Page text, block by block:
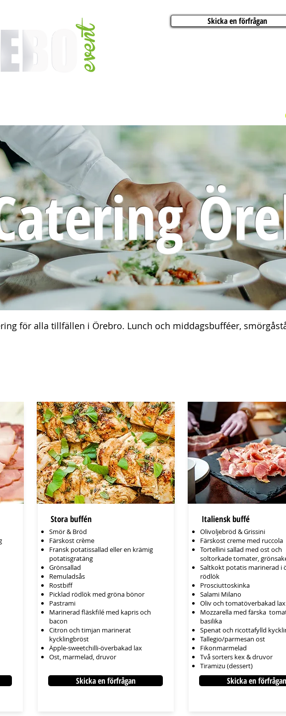
Skicka en förfrågan
för alla tillfällen i Örebro. Lunch och middagsbufféer,
Stora buffén
Smör & Bröd
Färskost crème
Fransk potatissallad eller en krämig
potatisgratäng
Grönsallad
Remuladsås
Rostbiff
Picklad rödlök med gröna bönor
Pastrami
Marinerad fläskfilé med kapris och
bacon
Citron och timjan marinerat
kycklingbröst
Äpple-sweetchilli-överbakad lax
Ost, marmelad, druvor
Skicka en förfrågan
Italiensk buffé
Olivoljebröd & Grissini
Färskost creme med ruccola
Tortellini sallad med ost och
soltorkade tomater,
Saltkokt potatis marinerad i
rödlök
Prosciuttoskinka
Salami Milano
Oliv och tomatöverbakad lax
Mozzarella med färska
basilika
Spenat och ricottafylld
Tallegio/parmesan ost
Fikonmarmelad
Två sorters kex & druvor
Tiramizu (dessert)
Skicka en förfrågan